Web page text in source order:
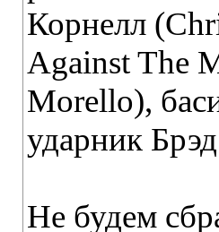
Корнелл
Against The
Morello),
ударник
Не будем